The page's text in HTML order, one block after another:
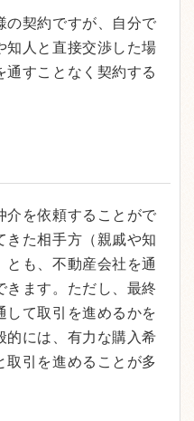
の契約ですが、自分で
知人と直接交渉した場
すことなく契約する
介を依頼することがで
きた相手方（親戚や知
も、不動産会社を通
ます。ただし、最終
て取引を進めるかを
的には、有力な購入希
引を進めることが多